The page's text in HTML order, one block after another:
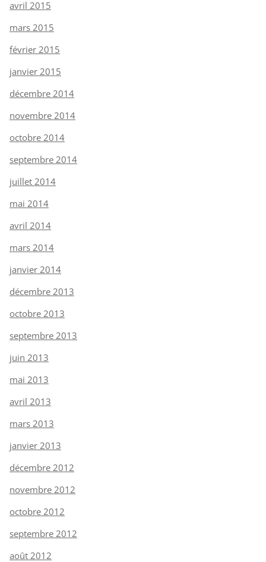
avril 2015
mars 2015
février 2015
janvier 2015
décembre 2014
novembre 2014
octobre 2014
septembre 2014
juillet 2014
mai 2014
avril 2014
mars 2014
janvier 2014
décembre 2013
octobre 2013
septembre 2013
juin 2013
mai 2013
avril 2013
mars 2013
janvier 2013
décembre 2012
novembre 2012
octobre 2012
septembre 2012
août 2012